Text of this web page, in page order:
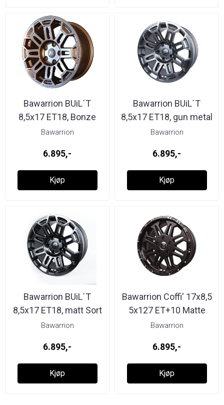
Bawarrion BUiL´T
8,5x17 ET18, Bonze
Bawarrion
6.895,-
Kjøp
Bawarrion BUiL´T
8,5x17 ET18, gun metal
Bawarrion
6.895,-
Kjøp
Bawarrion BUiL´T
8,5x17 ET18, matt Sort
Bawarrion
6.895,-
Kjøp
Bawarrion Coffi' 17x8,5
5x127 ET+10 Matte
Black ...
Bawarrion
6.895,-
Kjøp